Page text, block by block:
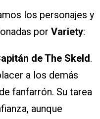
los personajes y
por Variety:
de The Skeld.
a los demás
fanfarrón. Su tarea
aunque